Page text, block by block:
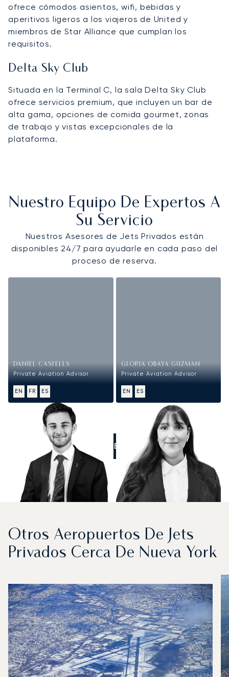
ofrece cómodos asientos, wifi, bebidas y
aperitivos ligeros a los viajeros de United y
miembros de Star Alliance que cumplan los
requisitos.
Delta Sky Club
Situada en la Terminal C, la sala Delta Sky Club
ofrece servicios premium, que incluyen un bar de
alta gama, opciones de comida gourmet, zonas
de trabajo y vistas excepcionales de la
plataforma.
Nuestro Equipo De Expertos A
Su Servicio
Nuestros Asesores de Jets Privados están
disponibles 24/7 para ayudarle en cada paso del
proceso de reserva.
DANIEL CASTELLS
Private Aviation Advisor
EN FR ES
GLORIA OBAYA GUZMAN
Private Aviation Advisor
EN ES
LLÁMENOS
Otros Aeropuertos De Jets
Privados Cerca De Nueva York